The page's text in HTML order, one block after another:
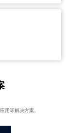
用等解决方案。